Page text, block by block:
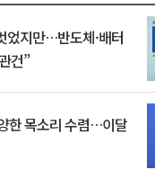
었지만…반도체·배터
건”
한 목소리 수렴…이달